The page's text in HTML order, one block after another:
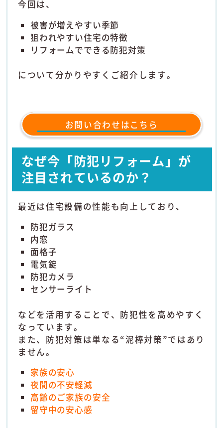
今回は、
被害が増えやすい季節
狙われやすい住宅の特徴
リフォームでできる防犯対策
について分かりやすくご紹介します。
お問い合わせはこちら
なぜ今「防犯リフォーム」が
注目されているのか？
最近は住宅設備の性能も向上しており、
防犯ガラス
内窓
面格子
電気錠
防犯カメラ
センサーライト
などを活用することで、防犯性を高めやすく
なっています。
また、防犯対策は単なる“泥棒対策”ではあり
ません。
家族の安心
夜間の不安軽減
高齢のご家族の安全
留守中の安心感